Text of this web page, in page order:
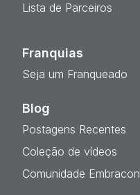
Lista de Parceiros
Franquias
Seja um Franqueado
Blog
Postagens Recentes
Coleção de vídeos
Comunidade Embracon